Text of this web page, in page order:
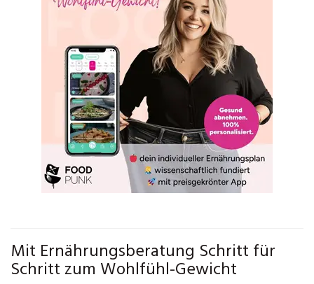
Mit Ernährungsberatung Schritt für
Schritt zum Wohlfühl-Gewicht